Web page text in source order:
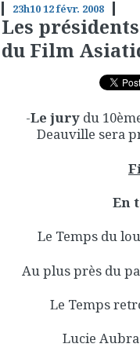
23h1012févr. 2008
Les
du Film
-Le jury du
Deauville sera
En
Le Temps du
Au plus près du
Le Temps
Lucie